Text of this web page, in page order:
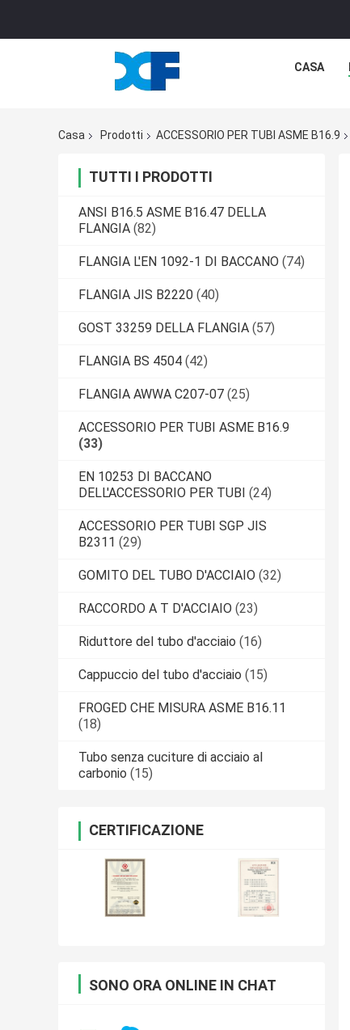
CASA
Casa Prodotti ACCESSORIO PER TUBI ASME B16.9
TUTTI I PRODOTTI
ANSI B16.5 ASME B16.47 DELLA
FLANGIA (82)
FLANGIA L'EN 1092-1 DI BACCANO (74)
FLANGIA JIS B2220 (40)
GOST 33259 DELLA FLANGIA (57)
FLANGIA BS 4504 (42)
FLANGIA AWWA C207-07 (25)
ACCESSORIO PER TUBI ASME B16.9
(33)
EN 10253 DI BACCANO
DELL'ACCESSORIO PER TUBI (24)
ACCESSORIO PER TUBI SGP JIS
B2311 (29)
GOMITO DEL TUBO D'ACCIAIO (32)
RACCORDO A T D'ACCIAIO (23)
Riduttore del tubo d'acciaio (16)
Cappuccio del tubo d'acciaio (15)
FROGED CHE MISURA ASME B16.11
(18)
Tubo senza cuciture di acciaio al
carbonio (15)
CERTIFICAZIONE
SONO ORA ONLINE IN CHAT